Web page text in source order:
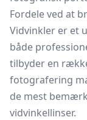
Fordele ved at
Vidvinkler er et
både
tilbyder en
fotografering
de mest
vidvinkellinser.